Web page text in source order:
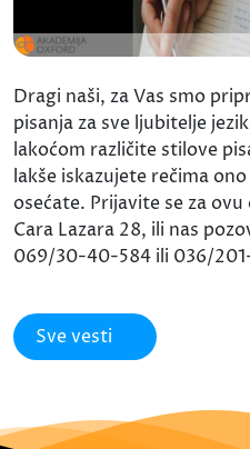
Dragi naši, za Vas smo
pisanja za sve ljubitelje
lakoćom različite stilove
lakše iskazujete rečima
osećate. Prijavite se za
Cara Lazara 28, ili nas
069/30-40-584 ili 036/
Sve vesti